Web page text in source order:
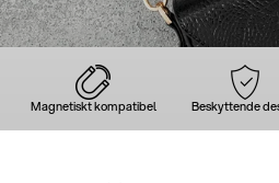
Magnetiskt kompatibel Beskyttende